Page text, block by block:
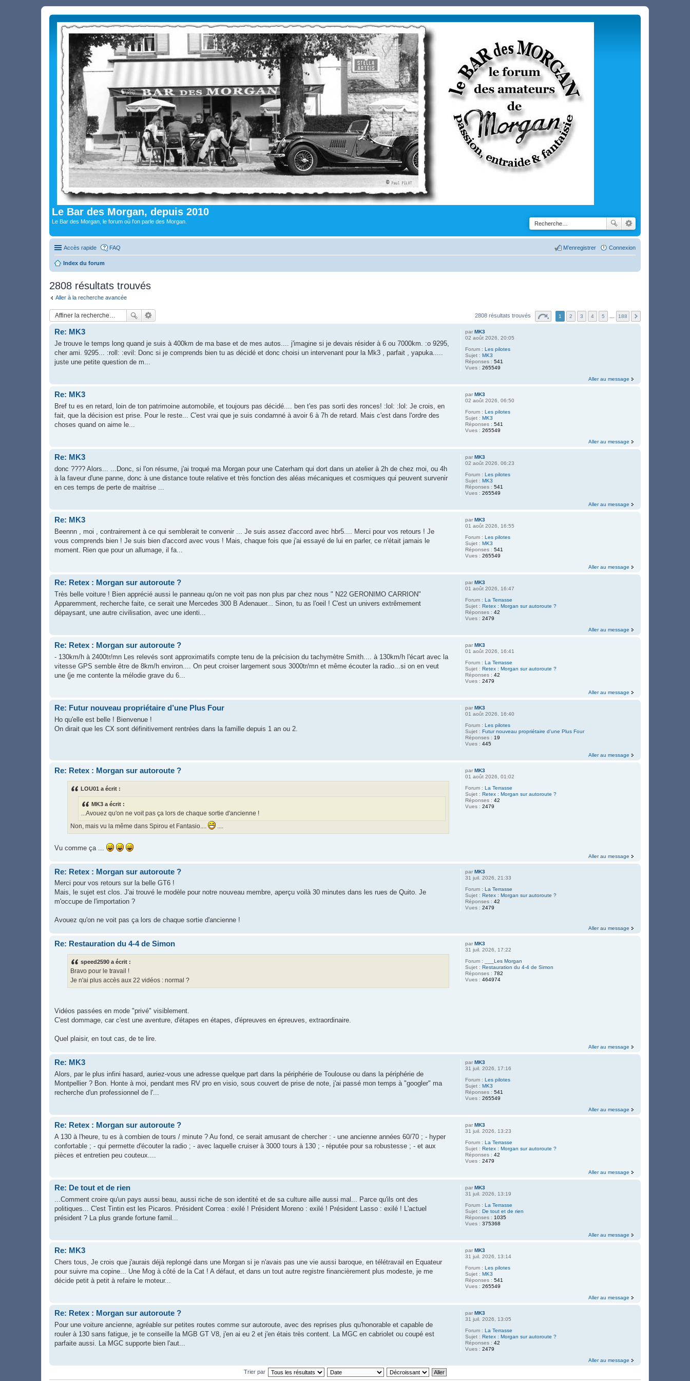
Le Bar des Morgan, depuis 2010
Le Bar des Morgan, le forum où l'on parle des Morgan.
Accès rapide FAQ Connexion
M’enregistrer
Index du forum
2808 résultats trouvés
Aller à la recherche avancée
2808 résultats trouvés 1 2 3 4 5 188
parMK3
02 août 2026, 20:05
Forum :Les pilotes
Sujet :MK3
Réponses :541
Vues :265549
Re: MK3
Je trouve le temps long quand je suis à 400km de ma base et de mes autos.... j'imagine si je devais résider à 6 ou 7000km. :o 9295,
cher ami. 9295... :roll: :evil: Donc si je comprends bien tu as décidé et donc choisi un intervenant pour la Mk3 , parfait , yapuka.....
juste une petite question de m...
Aller au message
parMK3
02 août 2026, 06:50
Forum :Les pilotes
Sujet :MK3
Réponses :541
Vues :265549
Re: MK3
Bref tu es en retard, loin de ton patrimoine automobile, et toujours pas décidé.... ben t'es pas sorti des ronces! :lol: :lol: Je crois, en
fait, que la décision est prise. Pour le reste... C'est vrai que je suis condamné à avoir 6 à 7h de retard. Mais c'est dans l'ordre des
choses quand on aime le...
Aller au message
parMK3
02 août 2026, 06:23
Forum :Les pilotes
Sujet :MK3
Réponses :541
Vues :265549
Re: MK3
donc ???? Alors... ...Donc, si l'on résume, j'ai troqué ma Morgan pour une Caterham qui dort dans un atelier à 2h de chez moi, ou 4h
à la faveur d'une panne, donc à une distance toute relative et très fonction des aléas mécaniques et cosmiques qui peuvent survenir
en ces temps de perte de maitrise ...
Aller au message
parMK3
01 août 2026, 16:55
Forum :Les pilotes
Sujet :MK3
Réponses :541
Vues :265549
Re: MK3
Beennn , moi , contrairement à ce qui semblerait te convenir ... Je suis assez d'accord avec hbr5.... Merci pour vos retours ! Je
vous comprends bien ! Je suis bien d'accord avec vous ! Mais, chaque fois que j'ai essayé de lui en parler, ce n'était jamais le
moment. Rien que pour un allumage, il fa...
Aller au message
parMK3
01 août 2026, 16:47
Forum :La Terrasse
Sujet :Retex : Morgan sur autoroute ?
Réponses :42
Vues :2479
Re: Retex : Morgan sur autoroute ?
Très belle voiture ! Bien apprécié aussi le panneau qu'on ne voit pas non plus par chez nous " N22 GERONIMO CARRION"
Apparemment, recherche faite, ce serait une Mercedes 300 B Adenauer... Sinon, tu as l'oeil ! C'est un univers extrêmement
dépaysant, une autre civilisation, avec une identi...
Aller au message
parMK3
01 août 2026, 16:41
Forum :La Terrasse
Sujet :Retex : Morgan sur autoroute ?
Réponses :42
Vues :2479
Re: Retex : Morgan sur autoroute ?
- 130km/h à 2400tr/mn Les relevés sont approximatifs compte tenu de la précision du tachymètre Smith.... à 130km/h l'écart avec la
vitesse GPS semble être de 8km/h environ.... On peut croiser largement sous 3000tr/mn et même écouter la radio...si on en veut
une (je me contente la mélodie grave du 6...
Aller au message
parMK3
01 août 2026, 16:40
Forum :Les pilotes
Sujet :Futur nouveau propriétaire d’une Plus Four
Réponses : 19
Vues :445
Re: Futur nouveau propriétaire d’une Plus Four
Ho qu'elle est belle ! Bienvenue !
On dirait que les CX sont définitivement rentrées dans la famille depuis 1 an ou 2.
Aller au message
parMK3
01 août 2026, 01:02
Forum :La Terrasse
Sujet :Retex : Morgan sur autoroute ?
Réponses :42
Vues :2479
Re: Retex : Morgan sur autoroute ?
LOU01 a écrit :
MK3 a écrit :
...Avouez qu'on ne voit pas ça lors de chaque sortie d'ancienne !
Non, mais vu la même dans Spirou et Fantasio....
....
Vu comme ça ...
Aller au message
parMK3
31 juil. 2026, 21:33
Forum :La Terrasse
Sujet :Retex : Morgan sur autoroute ?
Réponses :42
Vues :2479
Re: Retex : Morgan sur autoroute ?
Merci pour vos retours sur la belle GT6 !
Mais, le sujet est clos. J'ai trouvé le modèle pour notre nouveau membre, aperçu voilà 30 minutes dans les rues de Quito. Je
m'occupe de l'importation ?
Avouez qu'on ne voit pas ça lors de chaque sortie d'ancienne !
Aller au message
parMK3
31 juil. 2026, 17:22
Forum :
___Les Morgan
Sujet :Restauration du 4-4 de Simon
Réponses :782
Vues :464974
Re: Restauration du 4-4 de Simon
speed2590 a écrit :
Bravo pour le travail !
Je n'ai plus accès aux 22 vidéos : normal ?
Vidéos passées en mode "privé" visiblement.
C'est dommage, car c'est une aventure, d'étapes en étapes, d'épreuves en épreuves, extraordinaire.
Quel plaisir, en tout cas, de te lire.
Aller au message
parMK3
31 juil. 2026, 17:16
Forum :Les pilotes
Sujet :MK3
Réponses :541
Vues :265549
Re: MK3
Alors, par le plus infini hasard, auriez-vous une adresse quelque part dans la périphérie de Toulouse ou dans la périphérie de
Montpellier ? Bon. Honte à moi, pendant mes RV pro en visio, sous couvert de prise de note, j'ai passé mon temps à "googler" ma
recherche d'un professionnel de l'...
Aller au message
parMK3
31 juil. 2026, 13:23
Forum :La Terrasse
Sujet :Retex : Morgan sur autoroute ?
Réponses :42
Vues :2479
Re: Retex : Morgan sur autoroute ?
A 130 à l'heure, tu es à combien de tours / minute ? Au fond, ce serait amusant de chercher : - une ancienne années 60/70 ; - hyper
confortable ; - qui permette d'écouter la radio ; - avec laquelle cruiser à 3000 tours à 130 ; - réputée pour sa robustesse ; - et aux
pièces et entretien peu couteux....
Aller au message
parMK3
31 juil. 2026, 13:19
Forum :La Terrasse
Sujet :De tout et de rien
Réponses : 1035
Vues :375368
Re: De tout et de rien
...Comment croire qu'un pays aussi beau, aussi riche de son identité et de sa culture aille aussi mal... Parce qu'ils ont des
politiques... C'est Tintin est les Picaros. Président Correa : exilé ! Président Moreno : exilé ! Président Lasso : exilé ! L'actuel
président ? La plus grande fortune famil...
Aller au message
parMK3
31 juil. 2026, 13:14
Forum :Les pilotes
Sujet :MK3
Réponses :541
Vues :265549
Re: MK3
Chers tous, Je crois que j'aurais déjà replongé dans une Morgan si je n'avais pas une vie aussi baroque, en télétravail en Equateur
pour suivre ma copine... Une Mog à côté de la Cat ! A défaut, et dans un tout autre registre financièrement plus modeste, je me
décide petit à petit à refaire le moteur...
Aller au message
parMK3
31 juil. 2026, 13:05
Forum :La Terrasse
Sujet :Retex : Morgan sur autoroute ?
Réponses :42
Vues :2479
Re: Retex : Morgan sur autoroute ?
Pour une voiture ancienne, agréable sur petites routes comme sur autoroute, avec des reprises plus qu'honorable et capable de
rouler à 130 sans fatigue, je te conseille la MGB GT V8, j'en ai eu 2 et j'en étais très content. La MGC en cabriolet ou coupé est
parfaite aussi. La MGC supporte bien l'aut...
Aller au message
Trier par